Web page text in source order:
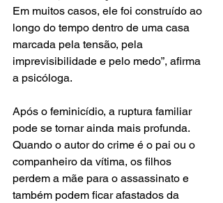
Em muitos casos, ele foi construído ao
longo do tempo dentro de uma casa
marcada pela tensão, pela
imprevisibilidade e pelo medo”, afirma
a psicóloga.
Após o feminicídio, a ruptura familiar
pode se tornar ainda mais profunda.
Quando o autor do crime é o pai ou o
companheiro da vítima, os filhos
perdem a mãe para o assassinato e
também podem ficar afastados da